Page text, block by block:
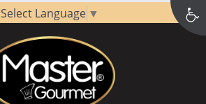
Select Language ▼